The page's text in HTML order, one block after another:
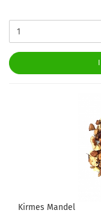
Kirmes Mandel